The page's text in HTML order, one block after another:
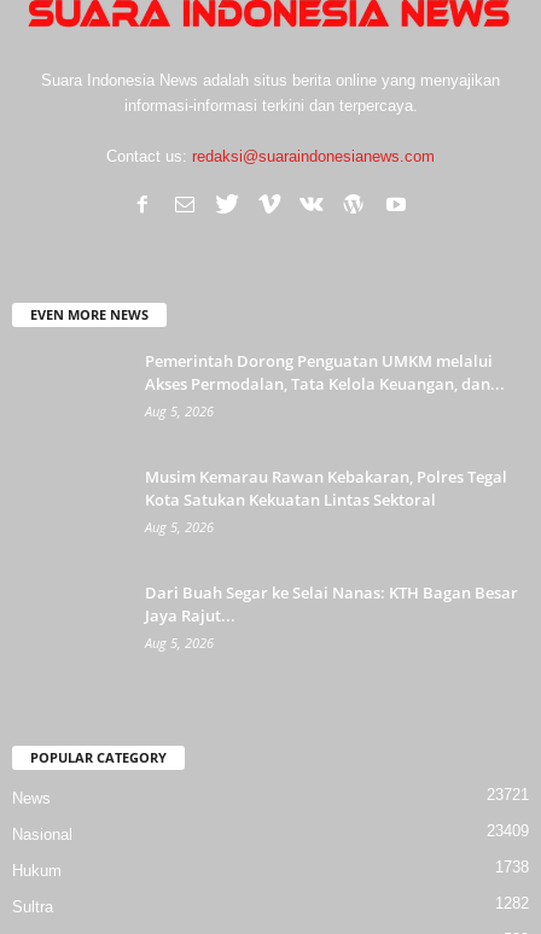
Suara Indonesia News adalah situs berita online yang menyajikan
informasi-informasi terkini dan terpercaya.
Contact us: redaksi@suaraindonesianews.com
EVEN MORE NEWS
Pemerintah Dorong Penguatan UMKM melalui
Akses Permodalan, Tata Kelola Keuangan, dan...
Aug 5, 2026
Musim Kemarau Rawan Kebakaran, Polres Tegal
Kota Satukan Kekuatan Lintas Sektoral
Aug 5, 2026
Dari Buah Segar ke Selai Nanas: KTH Bagan Besar
Jaya Rajut...
Aug 5, 2026
POPULAR CATEGORY
News 23721
Nasional 23409
Hukum 1738
Sultra 1282